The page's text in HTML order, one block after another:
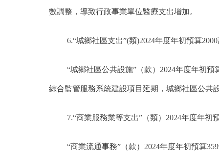
數調整，導致行政事業單位醫療支出增加。
6.“城鄉社區支出”(類)2024年度年初預算
“城鄉社區公共設施”（款）2024年度年初
綜合監管服務系統建設項目延期，城鄉社區公共
7.“商業服務業等支出”（類）2024年度年初
“商業流通事務”（款）2024年度年初預算